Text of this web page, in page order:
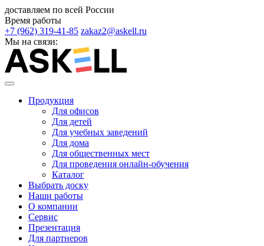
доставляем по всей России
Время работы
+7 (962) 319-41-85 zakaz2@askell.ru
Мы на связи:
Продукция
Для офисов
Для детей
Для учебных заведений
Для дома
Для общественных мест
Для проведения онлайн-обучения
Каталог
Выбрать доску
Наши работы
О компании
Сервис
Презентация
Для партнеров